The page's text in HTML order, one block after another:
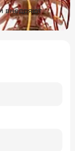
внедряют